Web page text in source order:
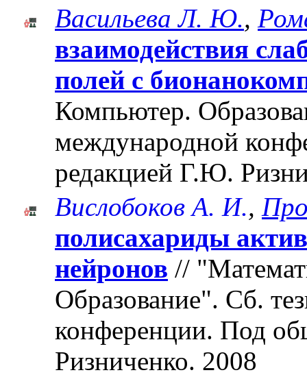
Васильева Л. Ю.,
взаимодействия
полей с
Компьютер.
международной
редакцией Г.Ю.
Вислобоков А. И.,
полисахариды
нейронов //
Образование". Cб.
конференции. Под
Ризниченко. 2008